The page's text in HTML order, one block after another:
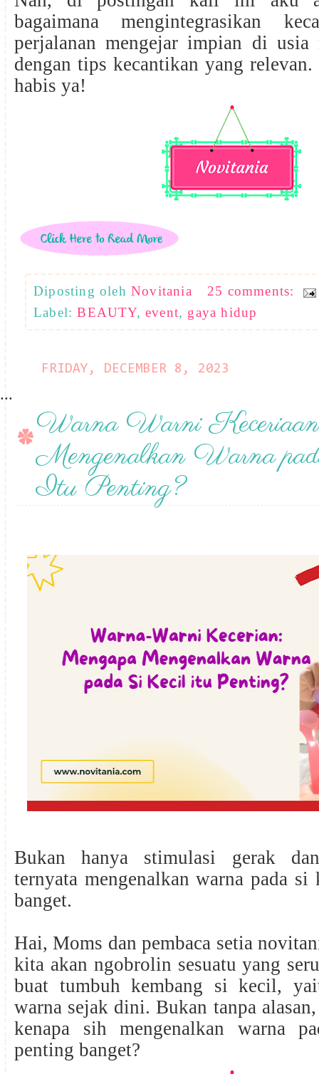
bagaimana mengintegrasikan
perjalanan mengejar impian di usia
dengan tips kecantikan yang relevan.
habis ya!
Diposting oleh Novitania
25 comments:
Label:BEAUTY,event, gaya hidup
FRIDAY, DECEMBER 8, 2023
...
Warna Warni
Mengenalkan Warna
Itu Penting?
Bukan hanya stimulasi gerak
ternyata mengenalkan warna pada
banget.
Hai, Moms dan pembaca setia
kita akan ngobrolin sesuatu yang
buat tumbuh kembang si kecil,
warna sejak dini. Bukan tanpa
kenapa sih mengenalkan warna
penting banget?